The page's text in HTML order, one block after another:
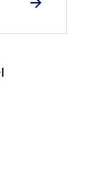
suivante
email